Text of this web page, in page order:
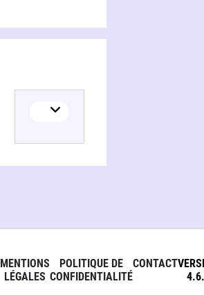
MENTIONS
LÉGALES
POLITIQUE DE
CONFIDENTIALITÉ
CONTACT